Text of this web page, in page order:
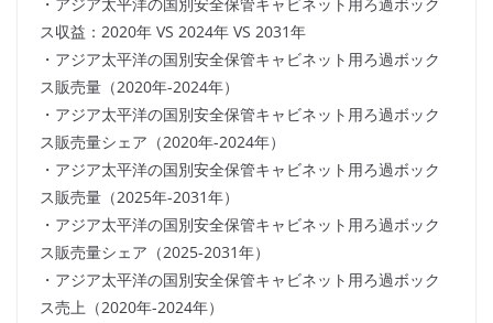
ス収益：2020年 VS 2024年 VS 2031年
・アジア太平洋の国別安全保管キャビネット用ろ過ボック
ス販売量（2020年-2024年）
・アジア太平洋の国別安全保管キャビネット用ろ過ボック
ス販売量シェア（2020年-2024年）
・アジア太平洋の国別安全保管キャビネット用ろ過ボック
ス販売量（2025年-2031年）
・アジア太平洋の国別安全保管キャビネット用ろ過ボック
ス販売量シェア（2025-2031年）
・アジア太平洋の国別安全保管キャビネット用ろ過ボック
ス売上（2020年-2024年）